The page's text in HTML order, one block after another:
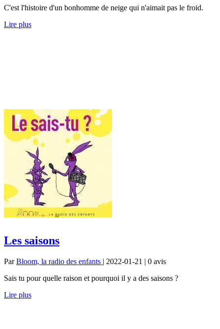
C'est l'histoire d'un bonhomme de neige qui n'aimait pas le froid.
Lire plus
Les saisons
ParBloom, la radio des enfants | 2022-01-21 | 0 avis
Sais tu pour quelle raison et pourquoi il y a des saisons ?
Lire plus